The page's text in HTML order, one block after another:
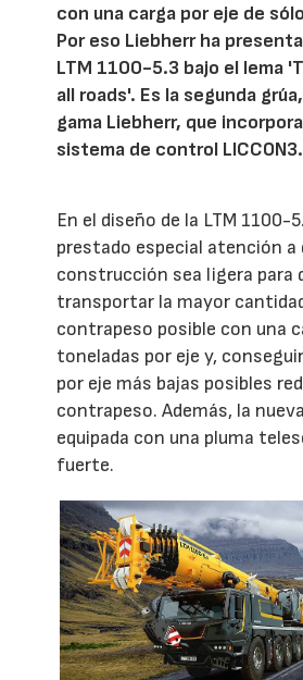
con una carga por eje de
Por eso Liebherr ha
LTM 1100-5.3 bajo el lema
all roads'. Es la segunda
gama Liebherr, que
sistema de control LICCON3.
En el diseño de la LTM 1100-
prestado especial atención a
construcción sea ligera para
transportar la mayor
contrapeso posible con una
toneladas por eje y,
por eje más bajas posibles
contrapeso. Además, la
equipada con una pluma
fuerte.